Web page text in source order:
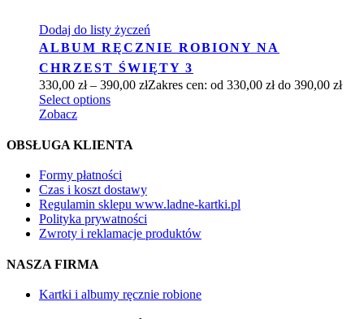
Dodaj do listy życzeń
ALBUM RĘCZNIE ROBIONY NA
CHRZEST ŚWIĘTY 3
330,00 zł – 390,00 złZakres cen: od 330,00 zł do 390,00 zł
Select options
Zobacz
OBSŁUGA KLIENTA
Formy płatności
Czas i koszt dostawy
Regulamin sklepu www.ladne-kartki.pl
Polityka prywatności
Zwroty i reklamacje produktów
NASZA FIRMA
Kartki i albumy ręcznie robione